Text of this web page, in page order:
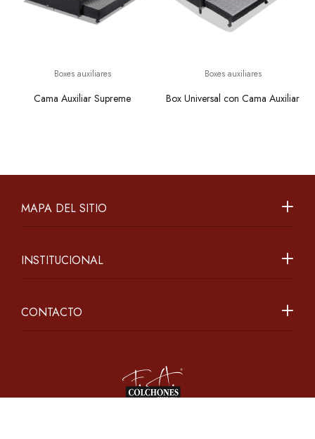
Boxes auxiliares
Cama Auxiliar Supreme
Boxes auxiliares
Box Universal con Cama Auxiliar
MAPA DEL SITIO
INSTITUCIONAL
CONTACTO